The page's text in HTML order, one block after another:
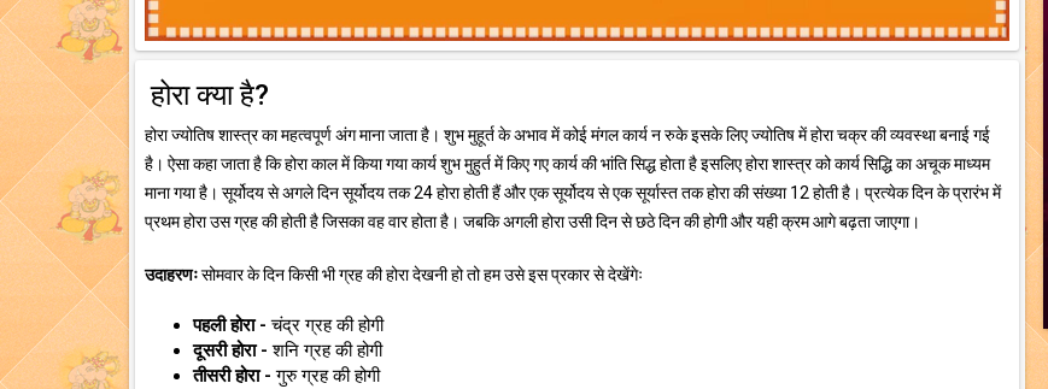
होरा क्या है?
होरा ज्योतिष शास्त्र का महत्वपूर्ण अंग माना जाता है। शुभ मुहूर्त के अभाव में कोई मंगल कार्य न रुके इसके लिए ज्योतिष में होरा चक्र की व्यवस्था बनाई गई
है। ऐसा कहा जाता है कि होरा काल में किया गया कार्य शुभ मुहुर्त में किए गए कार्य की भांति सिद्ध होता है इसलिए होरा शास्त्र को कार्य सिद्धि का अचूक माध्यम
माना गया है। सूर्योदय से अगले दिन सूर्योदय तक 24 होरा होती हैं और एक सूर्योदय से एक सूर्यास्त तक होरा की संख्या 12 होती है। प्रत्येक दिन के प्रारंभ में
प्रथम होरा उस ग्रह की होती है जिसका वह वार होता है। जबकि अगली होरा उसी दिन से छठे दिन की होगी और यही क्रम आगे बढ़ता जाएगा।
उदाहरणःसोमवार के दिन किसी भी ग्रह की होरा देखनी हो तो हम उसे इस प्रकार से देखेंगेः
पहली होरा -चंद्र ग्रह की होगी
दूसरी होरा -शनि ग्रह की होगी
तीसरी होरा -गुरु ग्रह की होगी